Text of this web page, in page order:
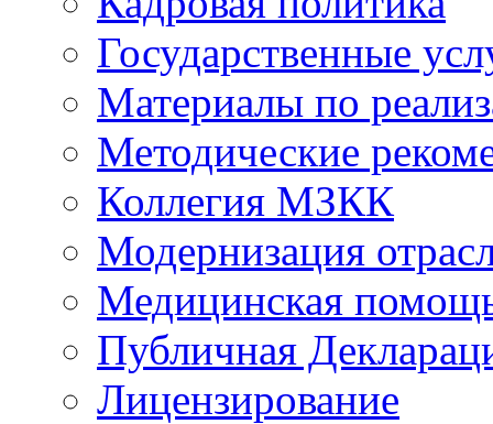
Государственные
Материалы по
Методические
Коллегия МЗКК
Модернизация
Медицинская
Публичная
Лицензирование